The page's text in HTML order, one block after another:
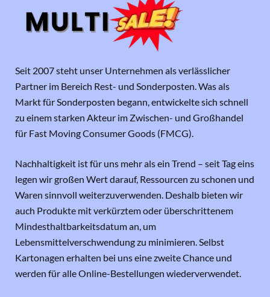
Seit 2007 steht unser Unternehmen als verlässlicher
Partner im Bereich Rest- und Sonderposten. Was als
Markt für Sonderposten begann, entwickelte sich schnell
zu einem starken Akteur im Zwischen- und Großhandel
für Fast Moving Consumer Goods (FMCG).
Nachhaltigkeit ist für uns mehr als ein Trend – seit Tag eins
legen wir großen Wert darauf, Ressourcen zu schonen und
Waren sinnvoll weiterzuverwenden. Deshalb bieten wir
auch Produkte mit verkürztem oder überschrittenem
Mindesthaltbarkeitsdatum an, um
Lebensmittelverschwendung zu minimieren. Selbst
Kartonagen erhalten bei uns eine zweite Chance und
werden für alle Online-Bestellungen wiederverwendet.